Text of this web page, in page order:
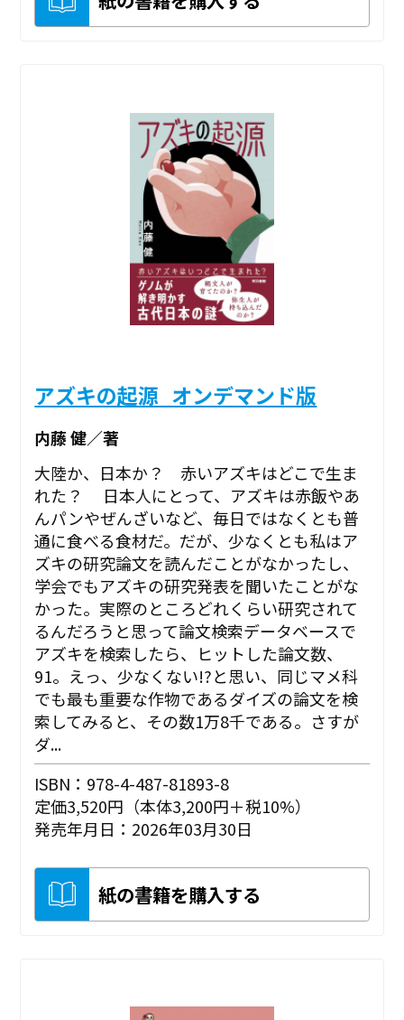
アズキの起源_オンデマンド版
内藤 健／著
大陸か、日本か？ 赤いアズキはどこで生ま
れた？ 日本人にとって、アズキは赤飯やあ
んパンやぜんざいなど、毎日ではなくとも普
通に食べる食材だ。だが、少なくとも私はア
ズキの研究論文を読んだことがなかったし、
学会でもアズキの研究発表を聞いたことがな
かった。実際のところどれくらい研究されて
るんだろうと思って論文検索データベースで
アズキを検索したら、ヒットした論文数、
91。えっ、少なくない!?と思い、同じマメ科
でも最も重要な作物であるダイズの論文を検
索してみると、その数1万8千である。さすが
ダ...
ISBN：978-4-487-81893-8
定価3,520円（本体3,200円＋税10%）
発売年月日：2026年03月30日
紙の書籍を購入する